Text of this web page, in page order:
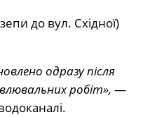
до вул. Східної)
одразу після
робіт», —